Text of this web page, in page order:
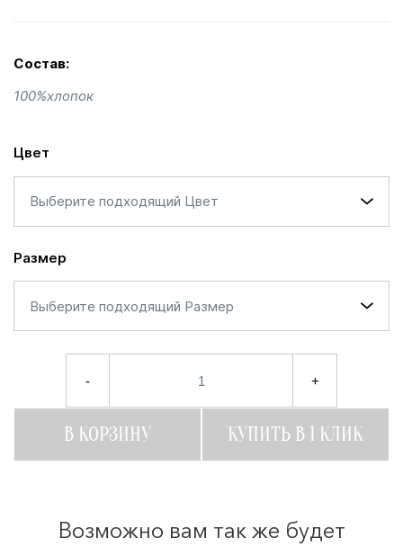
Состав:
100%хлопок
Цвет
Выберите подходящий Цвет
Размер
Выберите подходящий Размер
- +
В КОРЗИНУ КУПИТЬ В 1 КЛИК
Возможно вам так же будет